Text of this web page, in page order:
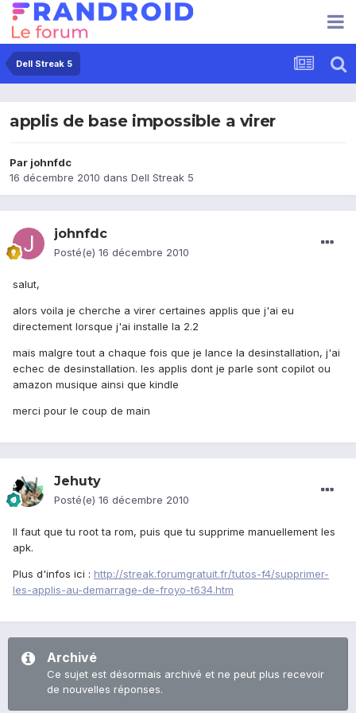
Dell Streak 5
applis de base impossible a virer
Par johnfdc
16 décembre 2010 dans Dell Streak 5
johnfdc
Posté(e) 16 décembre 2010
salut,
alors voila je cherche a virer certaines applis que j'ai eu
directement lorsque j'ai installe la 2.2
mais malgre tout a chaque fois que je lance la desinstallation, j'ai
echec de desinstallation. les applis dont je parle sont copilot ou
amazon musique ainsi que kindle
merci pour le coup de main
Jehuty
Posté(e) 16 décembre 2010
Il faut que tu root ta rom, puis que tu supprime manuellement les
apk.
Plus d'infos ici : http://streak.forumgratuit.fr/tutos-f4/supprimer-
les-applis-au-demarrage-de-froyo-t634.htm
Archivé
Ce sujet est désormais archivé et ne peut plus recevoir
de nouvelles réponses.